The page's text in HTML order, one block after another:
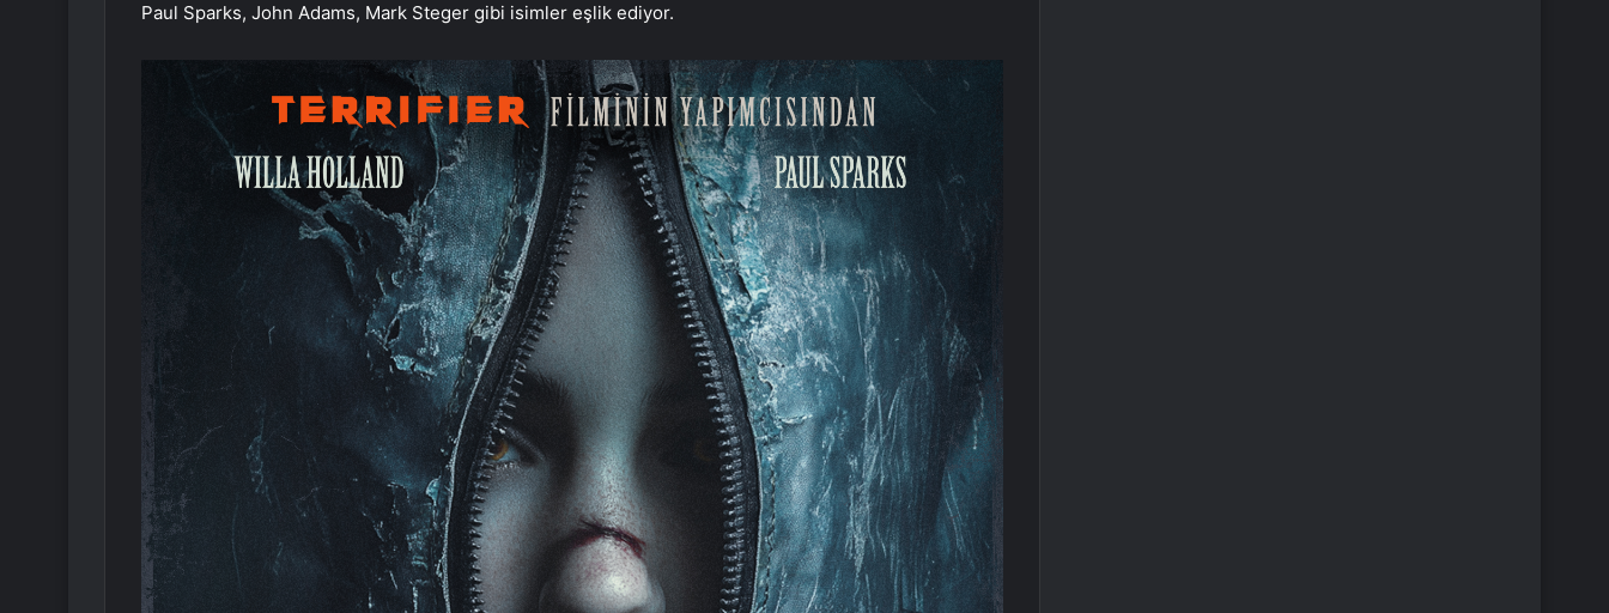
Paul Sparks, John Adams, Mark Steger gibi isimler eşlik ediyor.